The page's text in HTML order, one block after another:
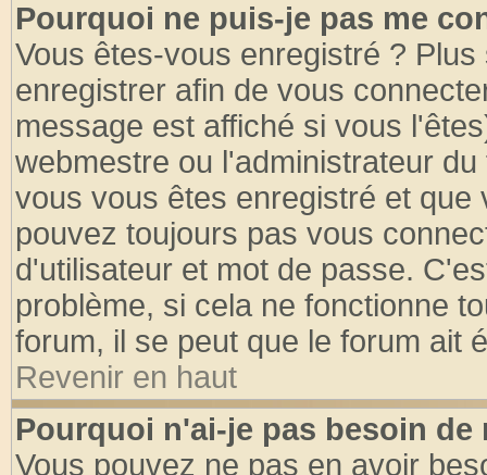
Pourquoi ne puis-je pas me
Vous êtes-vous enregistré ?
enregistrer afin de vous
message est affiché si vous
webmestre ou l'administrateur
vous vous êtes enregistré et
pouvez toujours pas vous
d'utilisateur et mot de passe.
problème, si cela ne fonctionne
forum, il se peut que le forum ait
Revenir en haut
Pourquoi n'ai-je pas besoin de
Vous pouvez ne pas en avoir